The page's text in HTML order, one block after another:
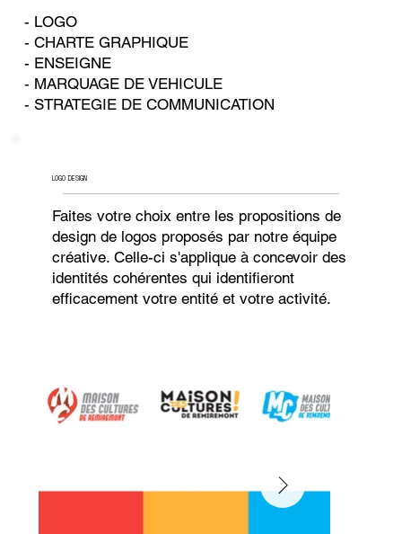
- LOGO
- CHARTE GRAPHIQUE
- ENSEIGNE
- MARQUAGE DE VEHICULE
- STRATEGIE DE COMMUNICATION
LOGO DESIGN
Faites votre choix entre les propositions de
design de logos proposés par notre équipe
créative. Celle-ci s'applique à concevoir des
identités cohérentes qui identifieront
efficacement votre entité et votre activité.